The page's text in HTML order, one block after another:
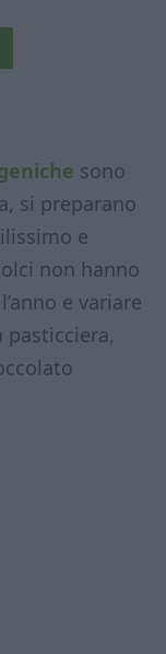
sono
si preparano
e
non hanno
e variare
pasticciera,